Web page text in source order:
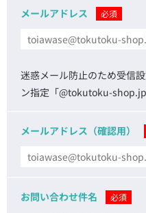
メールアドレス 必須
迷惑メール防止のため受信
ン指定「@tokutoku-
メールアドレス（確認用）
お問い合わせ件名 必須